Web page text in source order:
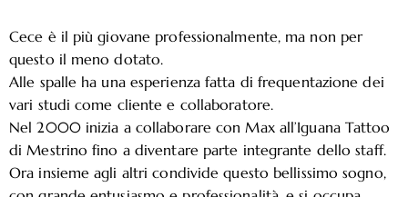
Cece è il più giovane professionalmente, ma non per
questo il meno dotato.
Alle spalle ha una esperienza fatta di frequentazione dei
vari studi come cliente e collaboratore.
Nel 2000 inizia a collaborare con Max all’Iguana Tattoo
di Mestrino fino a diventare parte integrante dello staff.
Ora insieme agli altri condivide questo bellissimo sogno,